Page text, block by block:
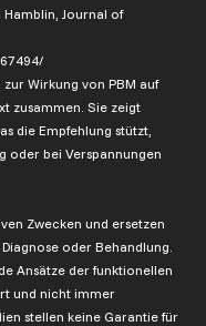
Hamblin, Journal of
Wirkung von PBM auf
zusammen. Sie zeigt
die Empfehlung stützt,
oder bei Verspannungen
Zwecken und ersetzen
oder Behandlung.
Ansätze der funktionellen
und nicht immer
stellen keine Garantie für